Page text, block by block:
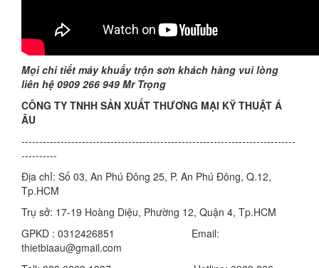
Mọi chi tiết máy khuấy trộn sơn khách hàng vui lòng
liên hệ 0909 266 949 Mr Trọng
CÔNG TY TNHH SẢN XUẤT THƯƠNG MẠI KỸ THUẬT Á
ÂU
-----------------------------------------------------------------------------
----------
Địa chỉ: Số 03, An Phú Đông 25, P. An Phú Đông, Q.12,
Tp.HCM
Trụ sở: 17-19 Hoàng Diệu, Phường 12, Quận 4, Tp.HCM
GPKD : 0312426851 Email:
thietbiaau@gmail.com